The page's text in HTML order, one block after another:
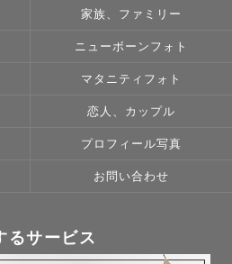
家族、ファミリー
ニューボーンフォト
マタニティフォト
恋人、カップル
プロフィール写真
お問い合わせ
るサービス